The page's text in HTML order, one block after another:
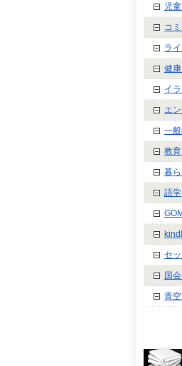
児
コ
ラ
健
イ
エ
一
教
暮
語学
セッ
国
青